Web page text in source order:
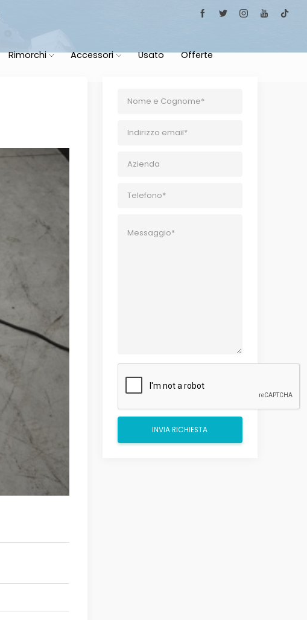
Rimorchi Accessori Usato Offerte